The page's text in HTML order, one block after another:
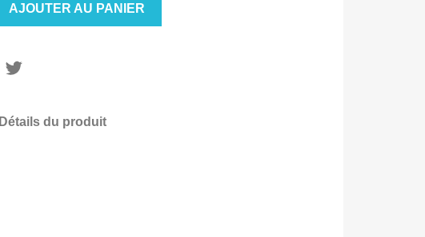
AJOUTER AU PANIER
Détails du produit